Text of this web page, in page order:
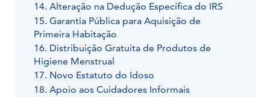
14. Alteração na Dedução Específica do IRS
15. Garantia Pública para Aquisição de
Primeira Habitação
16. Distribuição Gratuita de Produtos de
Higiene Menstrual
17. Novo Estatuto do Idoso
18. Apoio aos Cuidadores Informais